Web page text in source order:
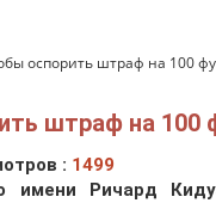
оспорить штраф на 100
штраф на 100
: 1499
имени Ричард